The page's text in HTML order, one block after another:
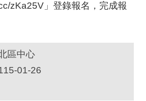
zKa25V」登錄報名，完成報
區中心
01-26